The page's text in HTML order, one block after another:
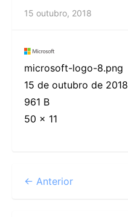
15 outubro, 2018
microsoft-logo-8.png
15 de outubro de 2018
961 B
50 × 11
← Anterior